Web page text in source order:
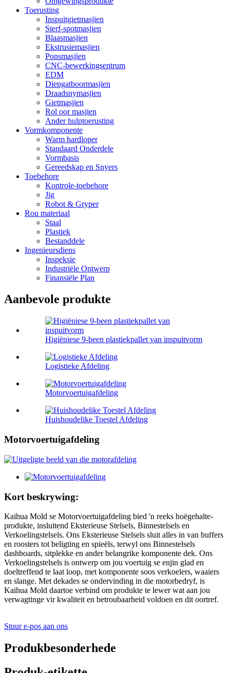
Toerusting
Inspuitgietmasjien
Sterf-spotmasjien
Blaasmasjien
Ekstrusiemasjien
Ponsmasjien
CNC-bewerkingsentrum
EDM
Diepgatboormasjien
Draadsnymasjien
Gietmasjien
Rol oor masjien
Ander hulptoerusting
Vormkomponente
Warm hardloper
Standaard Onderdele
Vormbasis
Gereedskap en Snyers
Toebehore
Kontrole-toebehore
Jig
Robot & Gryper
Rou materiaal
Staal
Plastiek
Bestanddele
Ingenieursdiens
Inspeksie
Industriële Ontwerp
Finansiële Plan
Aanbevole produkte
Higiëniese 9-been plastiekpallet van inspuitvorm
Logistieke Afdeling
Motorvoertuigafdeling
Huishoudelike Toestel Afdeling
Motorvoertuigafdeling
Kort beskrywing:
Kaihua Mold se Motorvoertuigafdeling bied 'n reeks hoëgehalte-
produkte, insluitend Eksterieuse Stelsels, Binnestelsels en
Verkoelingstelsels. Ons Eksterieuse Stelsels sluit alles in van buffers
en roosters tot beligting en spieëls, terwyl ons Binnestelsels
dashboards, sitplekke en ander belangrike komponente dek. Ons
Verkoelingstelsels is ontwerp om jou voertuig se enjin glad en
doeltreffend te laat loop, met komponente soos verkoelers, waaiers
en slange. Met dekades se ondervinding in die motorbedryf, is
Kaihua Mold daartoe verbind om produkte te lewer wat aan jou
verwagtinge vir kwaliteit en betroubaarheid voldoen en dit oortref.
Stuur e-pos aan ons
Produkbesonderhede